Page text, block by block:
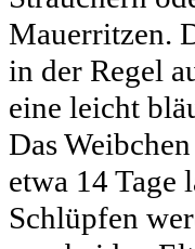
Mauerritzen.
in der Regel
eine leicht
Das
etwa 14 Tage
Schlüpfen